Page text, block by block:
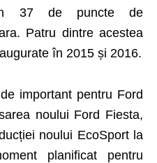
37 de puncte de
Patru dintre acestea
în 2015 și 2016.
important pentru Ford
noului Ford Fiesta,
noului EcoSport la
planificat pentru